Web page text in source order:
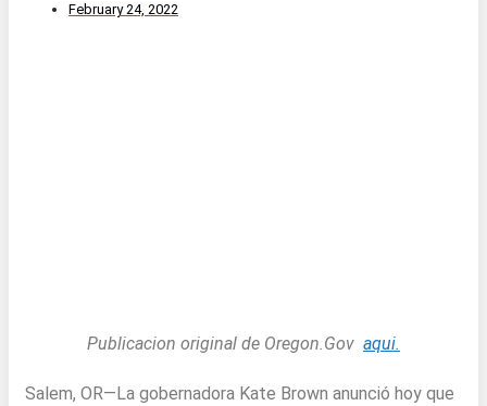
February 24, 2022
Publicacion original de Oregon.Gov aqui.
Salem, OR—La gobernadora Kate Brown anunció hoy que